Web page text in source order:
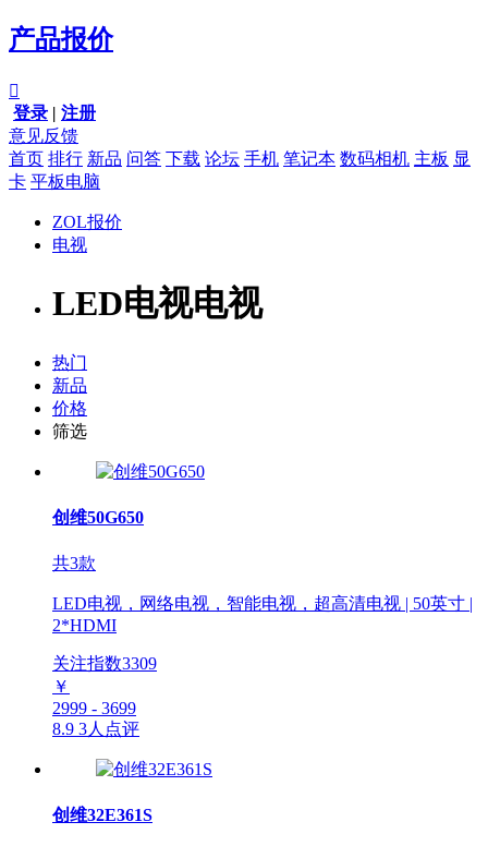
产品报价

登录 | 注册
意见反馈
首页 排行 新品 问答 下载 论坛 手机 笔记本 数码相机 主板 显
卡 平板电脑
ZOL报价
电视
LED电视电视
热门
新品
价格
筛选
创维50G650
共3款
LED电视，网络电视，智能电视，超高清电视 | 50英寸 |
2*HDMI
关注指数3309
￥
2999 - 3699
8.9 3人点评
创维32E361S